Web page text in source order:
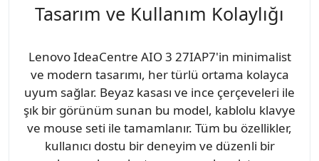
Tasarım ve Kullanım Kolaylığı
Lenovo IdeaCentre AIO 3 27IAP7'in minimalist
ve modern tasarımı, her türlü ortama kolayca
uyum sağlar. Beyaz kasası ve ince çerçeveleri ile
şık bir görünüm sunan bu model, kablolu klavye
ve mouse seti ile tamamlanır. Tüm bu özellikler,
kullanıcı dostu bir deneyim ve düzenli bir